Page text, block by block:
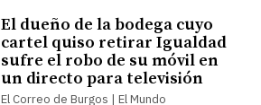
El dueño de la bodega cuyo
cartel quiso retirar Igualdad
sufre el robo de su móvil en
un directo para televisión
El Correo de Burgos | El Mundo